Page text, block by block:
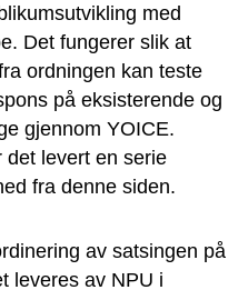
med
Det fungerer slik at
ordningen kan teste
på eksisterende og
gjennom YOICE.
det levert en serie
fra denne siden.
av satsingen på
leveres av NPU i